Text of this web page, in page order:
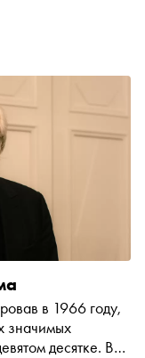
в 1966 году,
значимых
десятке. В